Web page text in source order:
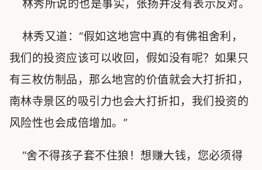
林秀所说的也是事实，张扬并没有表示反对。
林秀又道：“假如这地宫中真的有佛祖舍利，
我们的投资应该可以收回，假如没有呢？如果只
有三枚仿制品，那么地宫的价值就会大打折扣，
南林寺景区的吸引力也会大打折扣，我们投资的
风险性也会成倍增加。”
“舍不得孩子套不住狼！想赚大钱，您必须得